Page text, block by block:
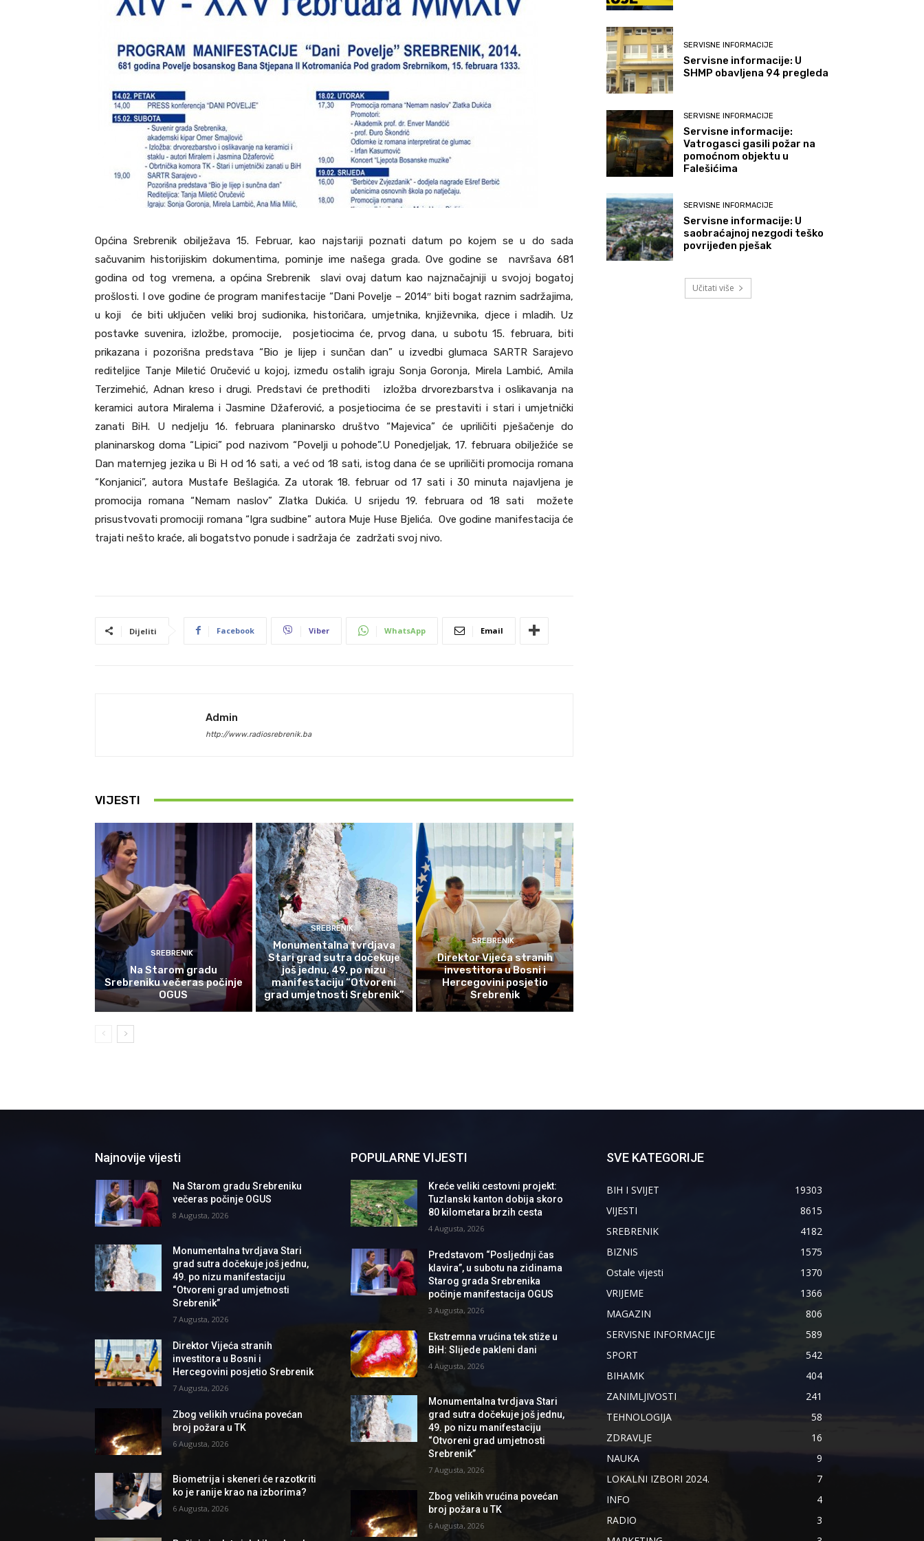
Općina Srebrenik obilježava 15. Februar, kao najstariji poznati datum po kojem se u do sada
sačuvanim historijiskim dokumentima, pominje ime našega grada. Ove godine se navršava 681
godina od tog vremena, a općina Srebrenik slavi ovaj datum kao najznačajniji u svojoj bogatoj
prošlosti. I ove godine će program manifestacije “Dani Povelje – 2014″ biti bogat raznim sadržajima,
u koji će biti uključen veliki broj sudionika, historičara, umjetnika, književnika, djece i mladih. Uz
postavke suvenira, izložbe, promocije, posjetiocima će, prvog dana, u subotu 15. februara, biti
prikazana i pozorišna predstava “Bio je lijep i sunčan dan” u izvedbi glumaca SARTR Sarajevo
rediteljice Tanje Miletić Oručević u kojoj, između ostalih igraju Sonja Goronja, Mirela Lambić, Amila
Terzimehić, Adnan kreso i drugi. Predstavi će prethoditi izložba drvorezbarstva i oslikavanja na
keramici autora Miralema i Jasmine Džaferović, a posjetiocima će se prestaviti i stari i umjetnički
zanati BiH. U nedjelju 16. februara planinarsko društvo “Majevica” će upriličiti pješačenje do
planinarskog doma “Lipici” pod nazivom “Povelji u pohode”.U Ponedjeljak, 17. februara obilježiće se
Dan maternjeg jezika u Bi H od 16 sati, a već od 18 sati, istog dana će se upriličiti promocija romana
“Konjanici”, autora Mustafe Bešlagića. Za utorak 18. februar od 17 sati i 30 minuta najavljena je
promocija romana “Nemam naslov” Zlatka Dukića. U srijedu 19. februara od 18 sati možete
prisustvovati promociji romana “Igra sudbine” autora Muje Huse Bjelića. Ove godine manifestacija će
trajati nešto kraće, ali bogatstvo ponude i sadržaja će zadržati svoj nivo.
Dijeliti Facebook Viber WhatsApp Email
Admin
http://www.radiosrebrenik.ba
VIJESTI
SREBRENIK
Na Starom gradu
Srebreniku večeras počinje
OGUS
SREBRENIK
Monumentalna tvrdjava
Stari grad sutra dočekuje
još jednu, 49. po nizu
manifestaciju “Otvoreni
grad umjetnosti Srebrenik”
SREBRENIK
Direktor Vijeća stranih
investitora u Bosni i
Hercegovini posjetio
Srebrenik
SERVISNE INFORMACIJE
Servisne informacije: U
SHMP obavljena 94 pregleda
SERVISNE INFORMACIJE
Servisne informacije:
Vatrogasci gasili požar na
pomoćnom objektu u
Falešićima
SERVISNE INFORMACIJE
Servisne informacije: U
saobraćajnoj nezgodi teško
povrijeđen pješak
Učitati više
Najnovije vijesti
Na Starom gradu Srebreniku
večeras počinje OGUS
8 Augusta, 2026
Monumentalna tvrdjava Stari
grad sutra dočekuje još jednu,
49. po nizu manifestaciju
“Otvoreni grad umjetnosti
Srebrenik”
7 Augusta, 2026
Direktor Vijeća stranih
investitora u Bosni i
Hercegovini posjetio Srebrenik
7 Augusta, 2026
Zbog velikih vrućina povećan
broj požara u TK
6 Augusta, 2026
Biometrija i skeneri će razotkriti
ko je ranije krao na izborima?
6 Augusta, 2026
POPULARNE VIJESTI
Kreće veliki cestovni projekt:
Tuzlanski kanton dobija skoro
80 kilometara brzih cesta
4 Augusta, 2026
Predstavom “Posljednji čas
klavira”, u subotu na zidinama
Starog grada Srebrenika
počinje manifestacija OGUS
3 Augusta, 2026
Ekstremna vrućina tek stiže u
BiH: Slijede pakleni dani
4 Augusta, 2026
Monumentalna tvrdjava Stari
grad sutra dočekuje još jednu,
49. po nizu manifestaciju
“Otvoreni grad umjetnosti
Srebrenik”
7 Augusta, 2026
Zbog velikih vrućina povećan
broj požara u TK
6 Augusta, 2026
SVE KATEGORIJE
BIH I SVIJET
19303
VIJESTI
8615
SREBRENIK
4182
BIZNIS
1575
Ostale vijesti
1370
VRIJEME
1366
MAGAZIN
806
SERVISNE INFORMACIJE
589
SPORT
542
BIHAMK
404
ZANIMLJIVOSTI
241
TEHNOLOGIJA
58
ZDRAVLJE
16
NAUKA
9
LOKALNI IZBORI 2024.
7
INFO
4
RADIO
3